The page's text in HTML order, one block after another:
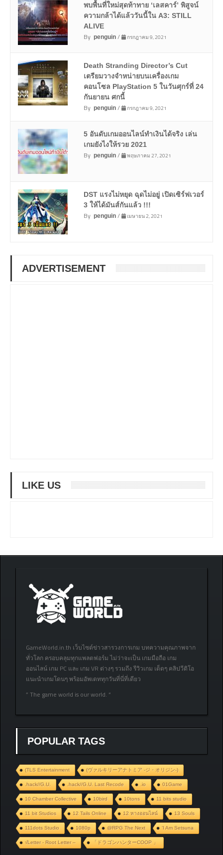
พบพื้นที่ใหม่สุดท้าทาย ‘เลสคาร์’ พิสูจน์
ความกล้าได้แล้ววันนี้ใน A3: STILL
ALIVE
By penguin/ กรกฎาคม 9, 2021
Death Stranding Director’s Cut
เตรียมวางจำหน่ายบนเครื่องเกม
คอนโซล PlayStation 5 ในวันศุกร์ที่ 24
กันยายน ศกนี้
By penguin/ กรกฎาคม 9, 2021
5 อันดับเกมออนไลน์ทำเงินได้จริง เล่น
เกมยังไงให้รวย 2021
By penguin/ พฤษภาคม 27, 2021
DST แรงไม่หยุด ฉุดไม่อยู่ เปิดเซิร์ฟเวอร์
3 ให้ได้มันส์กันแล้ว !!!
By penguin/ เมษายน 2, 2021
ADVERTISEMENT
LIKE US
GameWorld.in.th เว็บไซต์ข่าวสารวงการเกม บทความคุณภาพจาก
ทั่วโลก ครอบคลุมทุกแพลตฟอร์ม ไม่ว่าจะเป็น เกมมือถือ เกม
ออนไลน์ เกม PC และ เกม VR ต่างๆ รวมถึง รีวิวเกม เด็ดๆ คลิปวีดิโอ
แนะนำเกมโดนๆ พร้อมอัพเดททุกวันที่นี่ที่เดียว
” The game world is our world. “
POPULAR TAGS
(TLS Entertainment (ヴァルキリーアナトミア ‐ジ・オリジン‐)
.hack//G.U. .hack//G.U. Last Recode .io 01Game
10 Chamber Collective 10bird 10tons 11 bits studio
11 bit Studios 12 Tails Online 12 หางออนไลน์ 13 Souls
111dots Studio 1080p @RPG The Next ‘I Am Setsuna
√Letter - Root Letter – 「ドラゴンハンターCOOP 」